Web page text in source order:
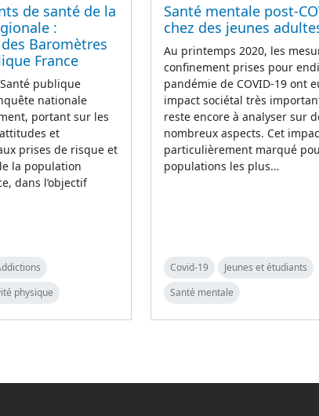
de santé de la
:
Baromètres
France
publique
nationale
portant sur les
et
prises de risque et
la population
dans l’objectif
physique
Santé mentale post-
chez des jeunes
Au printemps 2020, les
confinement prises pour
pandémie de COVID-19 ont
impact sociétal très
reste encore à analyser sur
nombreux aspects. Cet
particulièrement marqué
populations les plus…
Covid-19
Jeunes et étudiants
Santé mentale